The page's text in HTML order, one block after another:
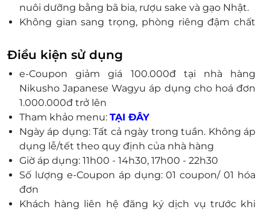
nuôi dưỡng bằng bã bia, rượu sake và gạo Nhật.
Không gian sang trọng, phòng riêng đậm chất
Đặt dịch vụ tiện lợi, nhanh chóng qua LifeLink.
Voucher giảm giá hấp dẫn, số lượng có hạn.
Điều kiện sử dụng
e-Coupon giảm giá 100.000đ tại nhà hàng
Nikusho Japanese Wagyu áp dụng cho hoá đơn
1.000.000đ trở lên
Tham khảo menu: TẠI ĐÂY
Ngày áp dụng: Tất cả ngày trong tuần. Không áp
dụng lễ/tết theo quy định của nhà hàng
Giờ áp dụng: 11h00 - 14h30, 17h00 - 22h30
Số lượng e-Coupon áp dụng: 01 coupon/ 01 hóa
đơn
Khách hàng liên hệ đăng ký dịch vụ trước khi